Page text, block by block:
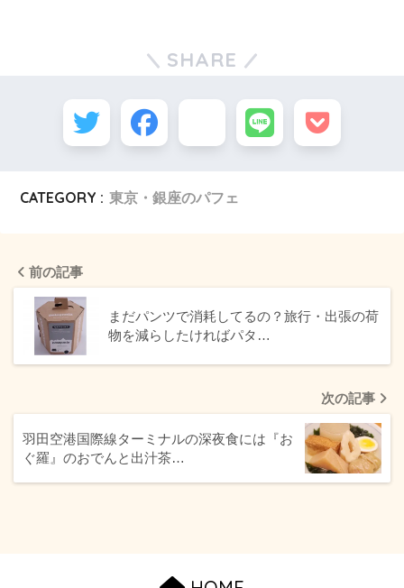
SHARE
CATEGORY : 東京・銀座のパフェ
前の記事
まだパンツで消耗してるの？旅行・出張の荷
物を減らしたければパタ…
次の記事
羽田空港国際線ターミナルの深夜食には『お
ぐ羅』のおでんと出汁茶…